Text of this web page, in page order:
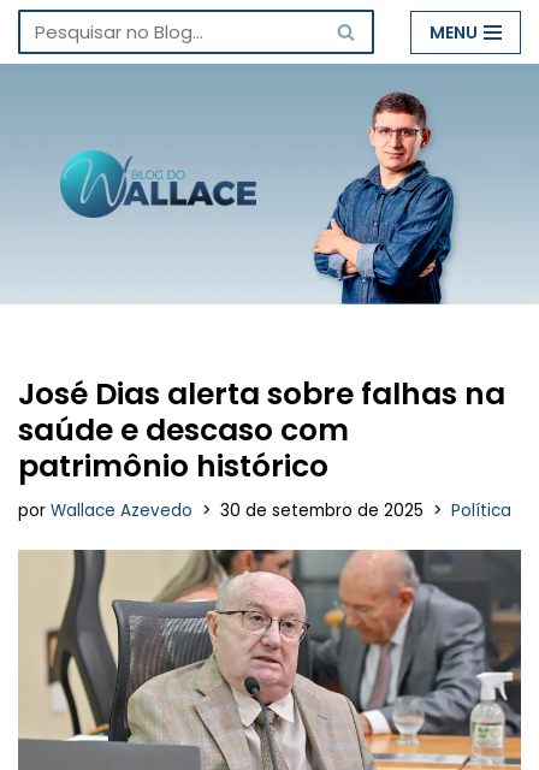
Pular
conteúdo
MENU
José Dias alerta sobre falhas na
saúde e descaso com
patrimônio histórico
por Wallace Azevedo 30 de setembro de 2025 Política